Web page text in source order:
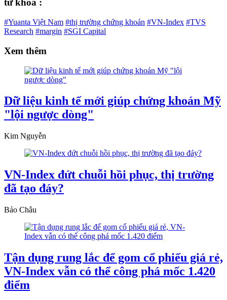
từ khóa :
#Yuanta Việt Nam #thị trường chứng khoán #VN-Index #TVS
Research #margin #SGI Capital
Xem thêm
Dữ liệu kinh tế mới giúp chứng khoán Mỹ
"lội ngược dòng"
Kim Nguyễn
VN-Index đứt chuỗi hồi phục, thị trường
đã tạo đáy?
Bảo Châu
Tận dụng rung lắc để gom cổ phiếu giá rẻ,
VN-Index vẫn có thể công phá mốc 1.420
điểm